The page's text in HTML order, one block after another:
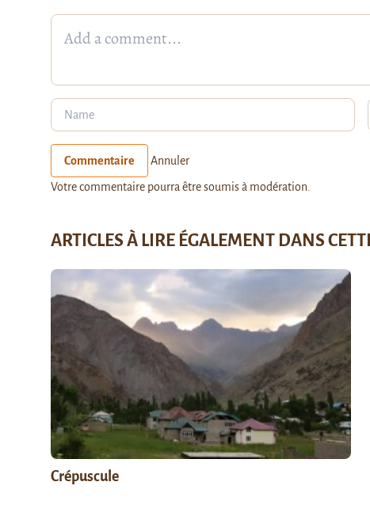
Commentaire Annuler
Votre commentaire pourra être soumis à modération.
ARTICLES À LIRE ÉGALEMENT DANS
Crépuscule